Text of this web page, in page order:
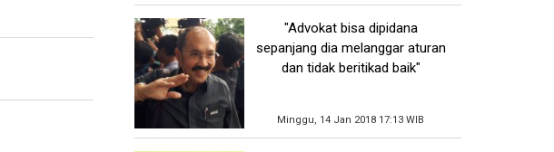
"Advokat bisa dipidana
sepanjang dia melanggar aturan
dan tidak beritikad baik"
Minggu, 14 Jan 2018 17:13 WIB